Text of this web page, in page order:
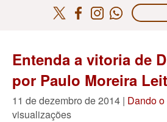
Entenda a vitoria de
por Paulo Moreira
11 de dezembro de 2014 | Dando
visualizações